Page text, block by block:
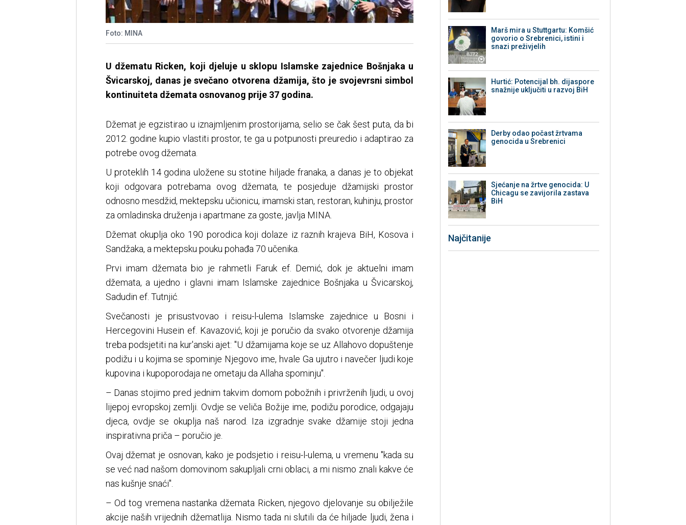
Foto: MINA
U džematu Ricken, koji djeluje u sklopu Islamske zajednice Bošnjaka u
Švicarskoj, danas je svečano otvorena džamija, što je svojevrsni simbol
kontinuiteta džemata osnovanog prije 37 godina.
Džemat je egzistirao u iznajmljenim prostorijama, selio se čak šest puta, da bi
2012. godine kupio vlastiti prostor, te ga u potpunosti preuredio i adaptirao za
potrebe ovog džemata.
U proteklih 14 godina uložene su stotine hiljade franaka, a danas je to objekat
koji odgovara potrebama ovog džemata, te posjeduje džamijski prostor
odnosno mesdžid, mektepsku učionicu, imamski stan, restoran, kuhinju, prostor
za omladinska druženja i apartmane za goste, javlja MINA.
Džemat okuplja oko 190 porodica koji dolaze iz raznih krajeva BiH, Kosova i
Sandžaka, a mektepsku pouku pohađa 70 učenika.
Prvi imam džemata bio je rahmetli Faruk ef. Demić, dok je aktuelni imam
džemata, a ujedno i glavni imam Islamske zajednice Bošnjaka u Švicarskoj,
Sadudin ef. Tutnjić.
Svečanosti je prisustvovao i reisu-l-ulema Islamske zajednice u Bosni i
Hercegovini Husein ef. Kavazović, koji je poručio da svako otvorenje džamija
treba podsjetiti na kur'anski ajet: "U džamijama koje se uz Allahovo dopuštenje
podižu i u kojima se spominje Njegovo ime, hvale Ga ujutro i navečer ljudi koje
kupovina i kupoporodaja ne ometaju da Allaha spominju".
– Danas stojimo pred jednim takvim domom pobožnih i privrženih ljudi, u ovoj
lijepoj evropskoj zemlji. Ovdje se veliča Božije ime, podižu porodice, odgajaju
djeca, ovdje se okuplja naš narod. Iza izgradnje svake džamije stoji jedna
inspirativna priča – poručio je.
Ovaj džemat je osnovan, kako je podsjetio i reisu-l-ulema, u vremenu "kada su
se već nad našom domovinom sakupljali crni oblaci, a mi nismo znali kakve će
nas kušnje snaći".
– Od tog vremena nastanka džemata Ricken, njegovo djelovanje su obilježile
akcije naših vrijednih džematlija. Nismo tada ni slutili da će hiljade ljudi, žena i
Marš mira u Stuttgartu: Komšić
govorio o Srebrenici, istini i
snazi preživjelih
Hurtić: Potencijal bh. dijaspore
snažnije uključiti u razvoj BiH
Derby odao počast žrtvama
genocida u Srebrenici
Sjećanje na žrtve genocida: U
Chicagu se zavijorila zastava
BiH
Najčitanije